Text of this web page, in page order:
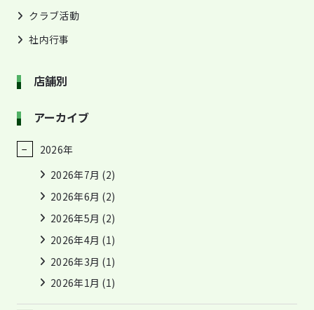
クラブ活動
社内行事
店舗別
アーカイブ
2026年
2026年7月 (2)
2026年6月 (2)
2026年5月 (2)
2026年4月 (1)
2026年3月 (1)
2026年1月 (1)